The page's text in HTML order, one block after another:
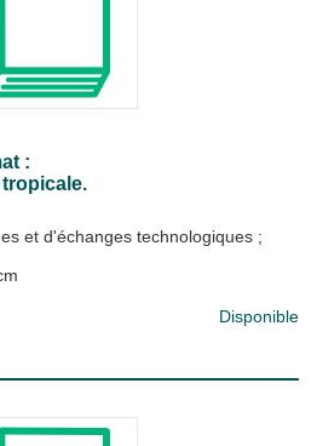
:
et d'échanges technologiques ;
Disponible